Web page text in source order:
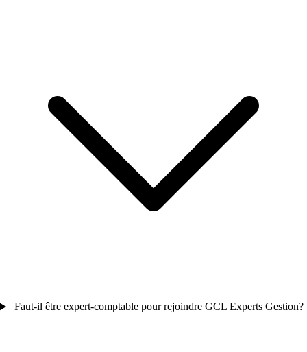
Faut-il être expert-comptable pour rejoindre GCL Experts Gestion?